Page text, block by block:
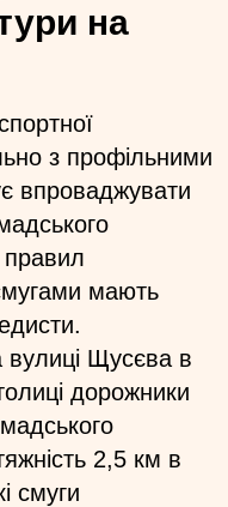
на
з профільними
впроваджувати
правил
мають
Щусєва в
дорожники
2,5 км в
смуги